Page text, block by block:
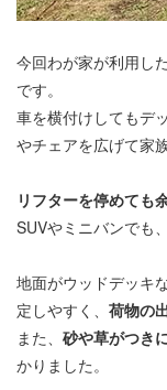
今回わが家が利用し
です。
車を横付けしてもデ
やチェアを広げて家
リフターを停めても
SUVやミニバンでも
地面がウッドデッキ
定しやすく、 荷物の
また、 砂や草がつき
かりました。